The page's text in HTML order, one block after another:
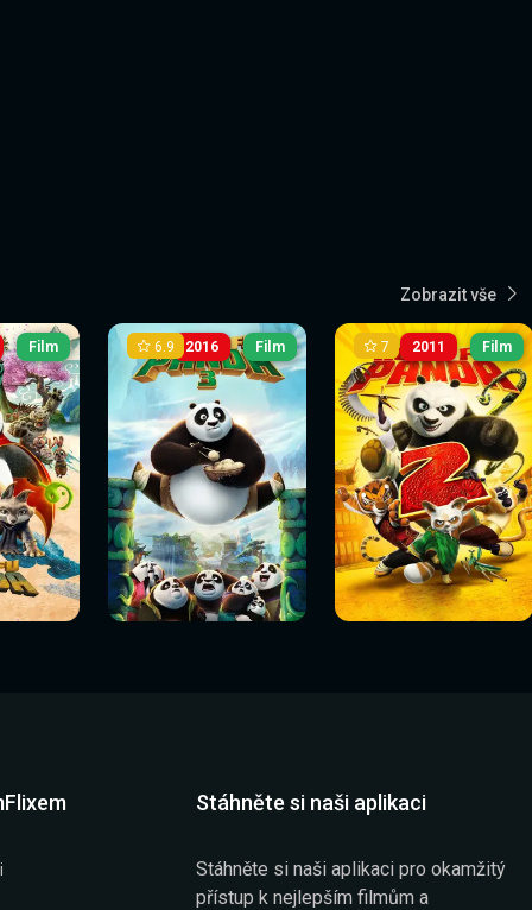
Zobrazit vše
Film 2016
Sledovat
nyní
6.9 Film
Sledovat nyní
2011
Sledovat
nyní
7 Film
Sledovat nyní
Stáhněte si naši aplikaci
Stáhněte si naši aplikaci pro okamžitý
přístup k nejlepším filmům a